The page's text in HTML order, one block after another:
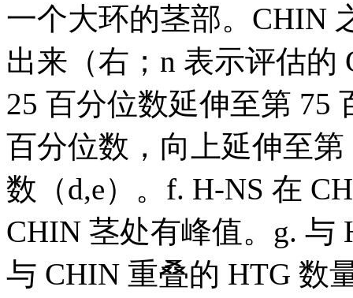
一个大环的茎部。CHIN
出来（右；n 表示评估的
25 百分位数延伸至第 75
百分位数，向上延伸至
数（d,e）。f. H-NS 在
CHIN 茎处有峰值。g. 与
与 CHIN 重叠的 HTG 数